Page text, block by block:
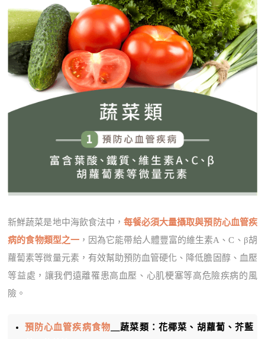
新鮮蔬菜是地中海飲食法中， 每餐必須大量攝取與預防心血管疾
病的食物類型之一，因為它能帶給人體豐富的維生素A、C、β胡
蘿蔔素等微量元素，有效幫助預防血管硬化、降低膽固醇、血壓
等益處，讓我們遠離罹患高血壓、心肌梗塞等高危險疾病的風
險。
預防心血管疾病食物 ＿蔬菜類：花椰菜、胡蘿蔔、芥藍